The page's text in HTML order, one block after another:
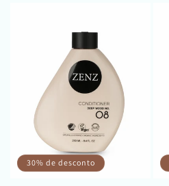
30% de desconto